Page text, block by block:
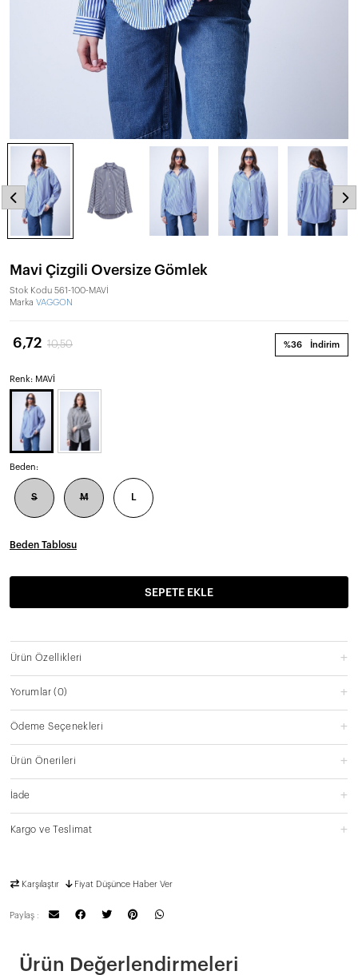
Mavi Çizgili Oversize Gömlek
Stok Kodu 561-100-MAVİ
Marka VAGGON
%36 İndirim
6,72 10,50
Renk: MAVİ
Beden:
S M L
Beden Tablosu
SEPETE EKLE
Ürün Özellikleri
Yorumlar(0)
Ödeme Seçenekleri
Ürün Önerileri
İade
Kargo ve Teslimat
Karşılaştır Fiyat Düşünce Haber Ver
Paylaş :
Ürün Değerlendirmeleri